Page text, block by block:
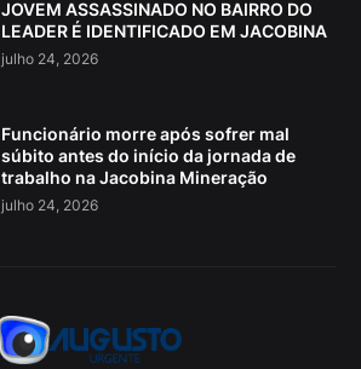
JOVEM ASSASSINADO NO BAIRRO DO
LEADER É IDENTIFICADO EM JACOBINA
julho 24, 2026
Funcionário morre após sofrer mal
súbito antes do início da jornada de
trabalho na Jacobina Mineração
julho 24, 2026